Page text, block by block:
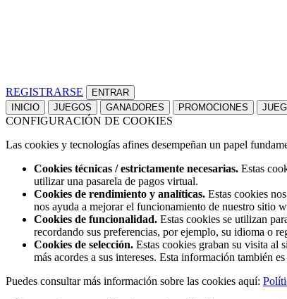
REGISTRARSE
INICIO JUEGOS GANADORES PROMOCIONES
CONFIGURACIÓN DE COOKIES
Las cookies y tecnologías afines desempeñan un papel
Cookies técnicas / estrictamente necesarias. Estas
utilizar una pasarela de pagos virtual.
Cookies de rendimiento y analíticas. Estas cookies
nos ayuda a mejorar el funcionamiento de nuestro sitio
Cookies de funcionalidad. Estas cookies se utilizan
recordando sus preferencias, por ejemplo, su idioma o
Cookies de selección. Estas cookies graban su visita al
más acordes a sus intereses. Esta información también
Puedes consultar más información sobre las cookies aquí: